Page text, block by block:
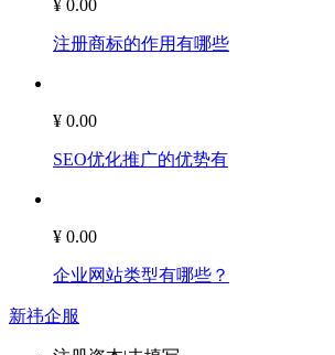
¥ 0.00
注册商标的作用有哪些
¥ 0.00
SEO优化推广的优势有
企业网站类型有哪些？
新祎企服